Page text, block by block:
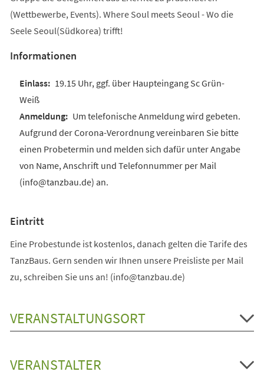
(Wettbewerbe, Events). Where Soul meets Seoul - Wo die
Seele Seoul(Südkorea) trifft!
Informationen
19.15 Uhr, ggf. über Haupteingang Sc Grün-
Weiß
Um telefonische Anmeldung wird gebeten.
Aufgrund der Corona-Verordnung vereinbaren Sie bitte
einen Probetermin und melden sich dafür unter Angabe
von Name, Anschrift und Telefonnummer per Mail
(info@tanzbau.de) an.
Eintritt
Eine Probestunde ist kostenlos, danach gelten die Tarife des
TanzBaus. Gern senden wir Ihnen unsere Preisliste per Mail
zu, schreiben Sie uns an! (info@tanzbau.de)
VERANSTALTUNGSORT
VERANSTALTER